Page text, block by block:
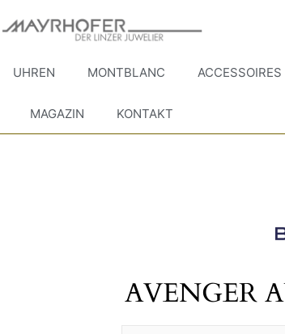
UHREN MONTBLANC ACCESSOIRES
MAGAZIN KONTAKT
AVENGER